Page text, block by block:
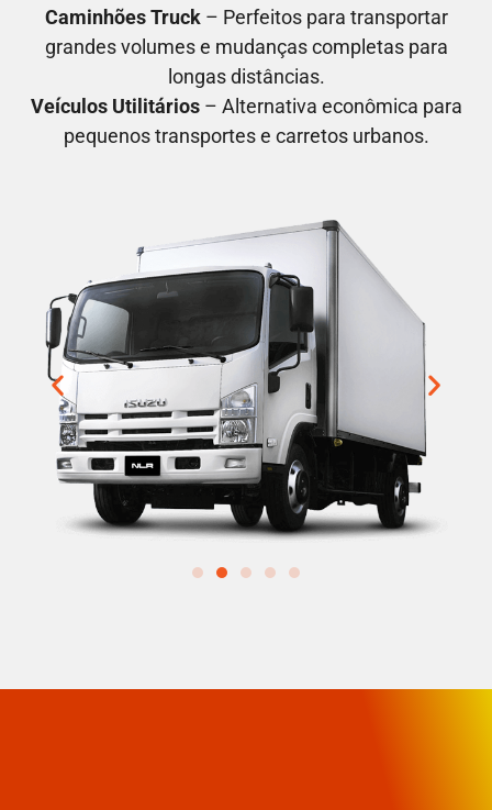
Caminhões Truck– Perfeitos para transportar
grandes volumes e mudanças completas para
longas distâncias.
Veículos Utilitários– Alternativa econômica para
pequenos transportes e carretos urbanos.